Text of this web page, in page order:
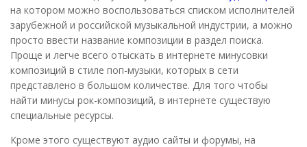
на котором можно воспользоваться списком исполнителей
зарубежной и российской музыкальной индустрии, а можно
просто ввести название композиции в раздел поиска.
Проще и легче всего отыскать в интернете минусовки
композиций в стиле поп-музыки, которых в сети
представлено в большом количестве. Для того чтобы
найти минусы рок-композиций, в интернете существую
специальные ресурсы.
Кроме этого существуют аудио сайты и форумы, на